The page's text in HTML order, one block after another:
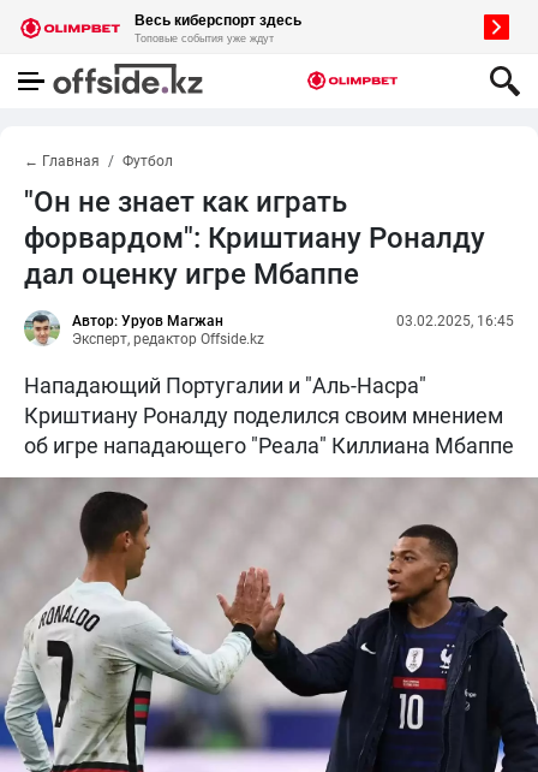
← Главная Футбол
"Он не знает как играть
форвардом": Криштиану Роналду
дал оценку игре Мбаппе
Автор: Уруов Магжан
Эксперт, редактор Offside.kz
03.02.2025, 16:45
Нападающий Португалии и "Аль-Насра"
Криштиану Роналду поделился своим мнением
об игре нападающего "Реала" Киллиана Мбаппе